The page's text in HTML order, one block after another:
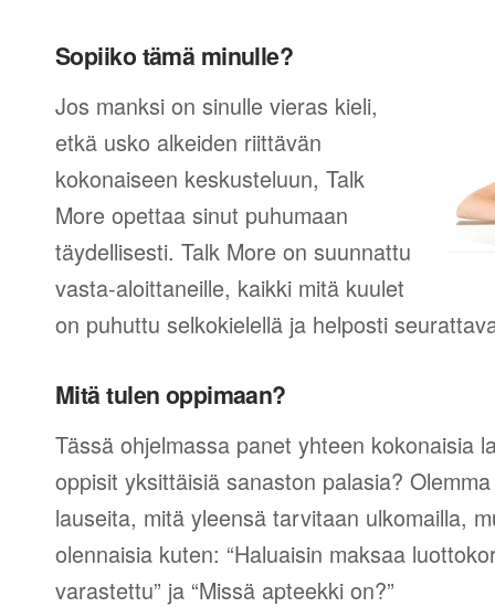
Sopiiko tämä minulle?
Jos manksi on sinulle vieras kieli,
etkä usko alkeiden riittävän
kokonaiseen keskusteluun, Talk
More opettaa sinut puhumaan
täydellisesti. Talk More on suunnattu
vasta-aloittaneille, kaikki mitä kuulet
on puhuttu selkokielellä ja helposti
Mitä tulen oppimaan?
Tässä ohjelmassa panet yhteen kokonaisia
oppisit yksittäisiä sanaston palasia?
lauseita, mitä yleensä tarvitaan ulkomailla,
olennaisia kuten: “Haluaisin maksaa
varastettu” ja “Missä apteekki on?”